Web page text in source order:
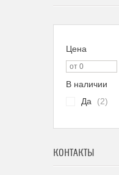
Цена
В наличии
Да
2
КОНТАКТЫ